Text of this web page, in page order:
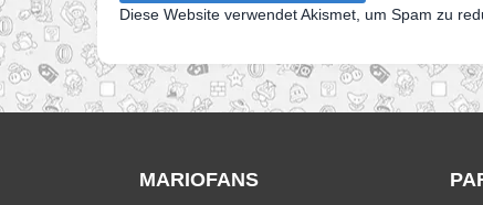
Diese Website verwendet Akismet, um Spam zu
MARIOFANS